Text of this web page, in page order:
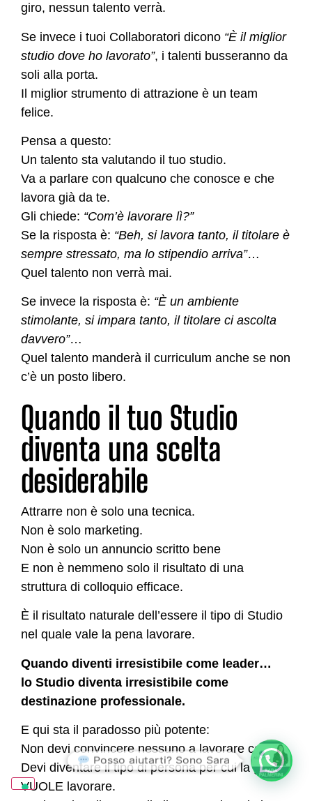
giro, nessun talento verrà.
Se invece i tuoi Collaboratori dicono “È il miglior
studio dove ho lavorato”, i talenti busseranno da
soli alla porta.
Il miglior strumento di attrazione è un team
felice.
Pensa a questo:
Un talento sta valutando il tuo studio.
Va a parlare con qualcuno che conosce e che
lavora già da te.
Gli chiede: “Com’è lavorare lì?”
Se la risposta è: “Beh, si lavora tanto, il titolare è
sempre stressato, ma lo stipendio arriva”…
Quel talento non verrà mai.
Se invece la risposta è: “È un ambiente
stimolante, si impara tanto, il titolare ci ascolta
davvero”…
Quel talento manderà il curriculum anche se non
c’è un posto libero.
Quando il tuo Studio
diventa una scelta
desiderabile
Attrarre non è solo una tecnica.
Non è solo marketing.
Non è solo un annuncio scritto bene
E non è nemmeno solo il risultato di una
struttura di colloquio efficace.
È il risultato naturale dell’essere il tipo di Studio
nel quale vale la pena lavorare.
Quando diventi irresistibile come leader…
lo Studio diventa irresistibile come
destinazione professionale.
E qui sta il paradosso più potente:
Non devi convincere nessuno a lavorare con te.
Devi diventare il tipo di persona per cui la gente
VUOLE lavorare.
Posso aiutarti? Sono Sara